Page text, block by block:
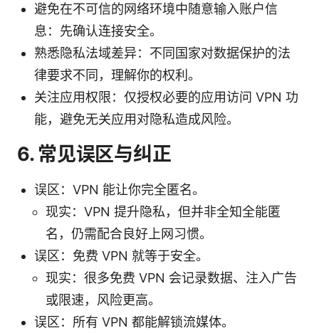
避免在不可信的网络环境中随意输入账户信
息：先确认连接安全。
熟悉隐私法域差异：不同国家对数据保护的法
律要求不同，理解你的权利。
关注应用权限：仅授权必要的应用访问 VPN 功
能，避免无关应用对隐私造成风险。
6. 常见误区与纠正
误区：VPN 能让你完全匿名。
现实：VPN 提升隐私，但并非全知全能匿
名，仍需配合良好上网习惯。
误区：免费 VPN 就等于安全。
现实：很多免费 VPN 会记录数据、注入广告
或限速，风险更高。
误区：所有 VPN 都能解锁流媒体。